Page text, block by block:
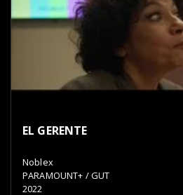
EL GERENTE
Noblex
PARAMOUNT+ / GUT
2022